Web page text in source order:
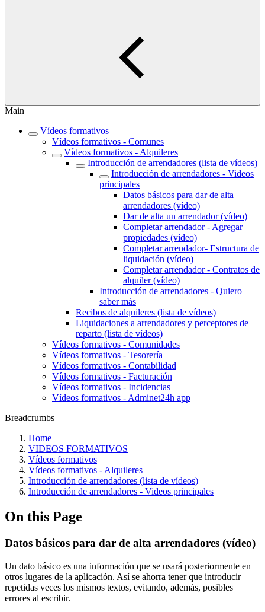
Main
Vídeos formativos
Vídeos formativos - Comunes
Vídeos formativos - Alquileres
Introducción de arrendadores (lista de vídeos)
Introducción de arrendadores - Videos
principales
Datos básicos para dar de alta
arrendadores (vídeo)
Dar de alta un arrendador (vídeo)
Completar arrendador - Agregar
propiedades (vídeo)
Completar arrendador- Estructura de
liquidación (vídeo)
Completar arrendador - Contratos de
alquiler (vídeo)
Introducción de arrendadores - Quiero
saber más
Recibos de alquileres (lista de vídeos)
Liquidaciones a arrendadores y perceptores de
reparto (lista de vídeos)
Vídeos formativos - Comunidades
Vídeos formativos - Tesorería
Vídeos formativos - Contabilidad
Vídeos formativos - Facturación
Vídeos formativos - Incidencias
Vídeos formativos - Adminet24h app
Breadcrumbs
Home
VIDEOS FORMATIVOS
Vídeos formativos
Vídeos formativos - Alquileres
Introducción de arrendadores (lista de vídeos)
Introducción de arrendadores - Videos principales
On this Page
Datos básicos para dar de alta arrendadores (vídeo)
Un dato básico es una información que se usará posteriormente en
otros lugares de la aplicación. Así se ahorra tener que introducir
repetidas veces los mismos textos, evitando, además, posibles
errores al escribir.